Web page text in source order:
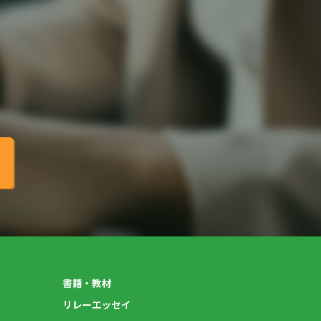
書籍・教材
リレーエッセイ